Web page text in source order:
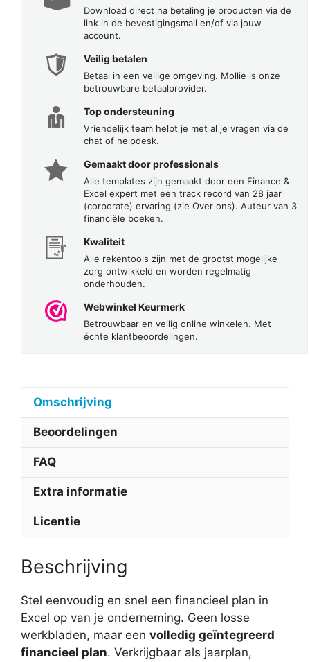
Download direct na betaling je producten via de
link in de bevestigingsmail en/of via jouw
account.
Veilig betalen
Betaal in een veilige omgeving. Mollie is onze
betrouwbare betaalprovider.
Top ondersteuning
Vriendelijk team helpt je met al je vragen via de
chat of helpdesk.
Gemaakt door professionals
Alle templates zijn gemaakt door een Finance &
Excel expert met een track record van 28 jaar
(corporate) ervaring (zie Over ons). Auteur van 3
financiële boeken.
Kwaliteit
Alle rekentools zijn met de grootst mogelijke
zorg ontwikkeld en worden regelmatig
onderhouden.
Webwinkel Keurmerk
Betrouwbaar en veilig online winkelen. Met
échte klantbeoordelingen.
Omschrijving
Beoordelingen
FAQ
Extra informatie
Licentie
Beschrijving
Stel eenvoudig en snel een financieel plan in
Excel op van je onderneming. Geen losse
werkbladen, maar een volledig geïntegreerd
financieel plan. Verkrijgbaar als jaarplan,